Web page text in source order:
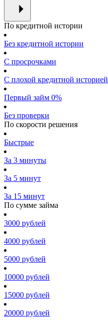
По кредитной истории
Без кредитной истории
С просрочками
С плохой кредитной историей
Первый займ 0%
Без проверки
По скорости решения
Быстрые
За 3 минуты
За 5 минут
За 15 минут
По сумме займа
3000 рублей
4000 рублей
5000 рублей
10000 рублей
15000 рублей
20000 рублей